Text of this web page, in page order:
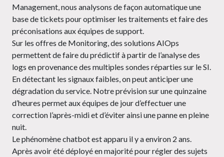
Management, nous analysons de façon automatique une
base de tickets pour optimiser les traitements et faire des
préconisations aux équipes de support.
Sur les offres de Monitoring, des solutions AIOps
permettent de faire du prédictif à partir de l’analyse des
logs en provenance des multiples sondes réparties sur le SI.
En détectant les signaux faibles, on peut anticiper une
dégradation du service. Notre prévision sur une quinzaine
d’heures permet aux équipes de jour d’effectuer une
correction l’après-midi et d’éviter ainsi une panne en pleine
nuit.
Le phénomène chatbot est apparu il y a environ 2 ans.
Après avoir été déployé en majorité pour régler des sujets